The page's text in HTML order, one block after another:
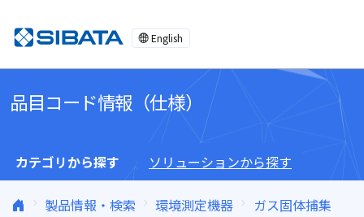
English
品目コード情報（仕様）
カテゴリから探す ソリューションから探す
製品情報・検索 環境測定機器
ガス固体捕集